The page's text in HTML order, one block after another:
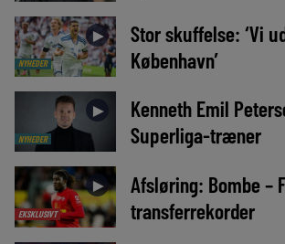
NYHEDER
►
Stor skuffelse: ‘Vi
København’
NYHEDER
►
Kenneth Emil
Superliga-træner
EKSKLUSIVT
►
Afsløring: Bombe –
transferrekorder